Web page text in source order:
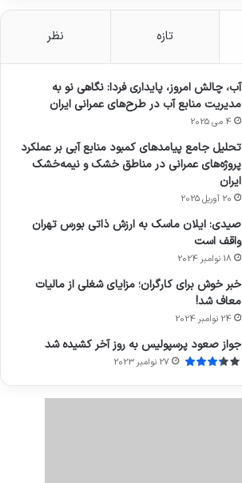
تازه نظر
آب، چالش امروز، پایداری فردا: نگاهی نو به
مدیریت منابع آب در طرح‌های عمرانی ایران
4 می 2025
تحلیل جامع پیامدهای کمبود منابع آبی بر عملکرد
پروژه‌های عمرانی در مناطق خشک و نیمه‌خشک
ایران
20 آوریل 2025
صیدی: ایلان ماسک به ارزش ذاتی بورس تهران
واقف است
18 نوامبر 2024
خبر خوش برای کارگران؛ مزایای شغلی از مالیات
معاف شد!
24 نوامبر 2024
جواز صعود پرسپولیس به روز آخر کشیده شد
27 نوامبر 2023